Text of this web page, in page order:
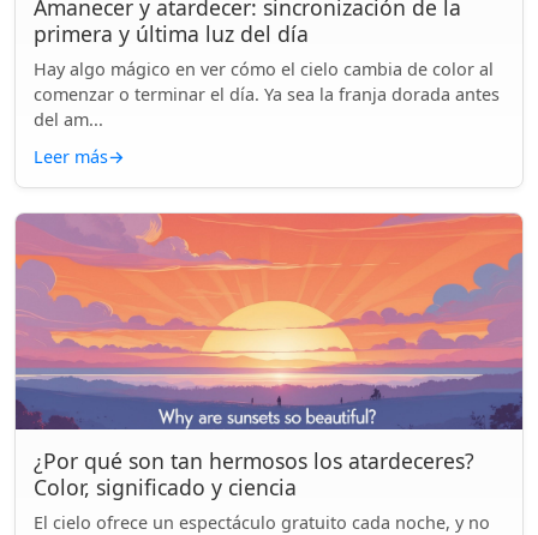
Amanecer y atardecer: sincronización de la
primera y última luz del día
Hay algo mágico en ver cómo el cielo cambia de color al
comenzar o terminar el día. Ya sea la franja dorada antes
del am...
Leer más→
¿Por qué son tan hermosos los atardeceres?
Color, significado y ciencia
El cielo ofrece un espectáculo gratuito cada noche, y no